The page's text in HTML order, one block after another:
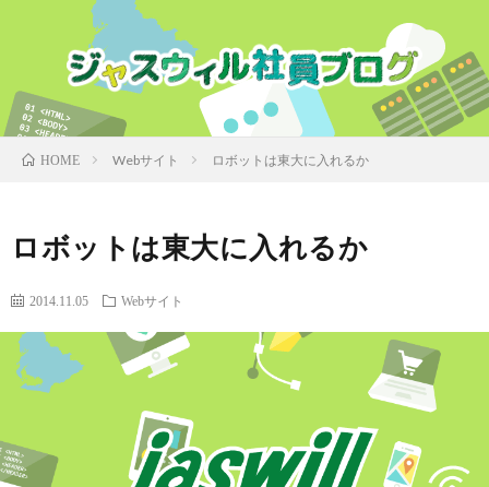
HOME Webサイト ロボットは東大に入れるか
ロボットは東大に入れるか
2014.11.05 Webサイト